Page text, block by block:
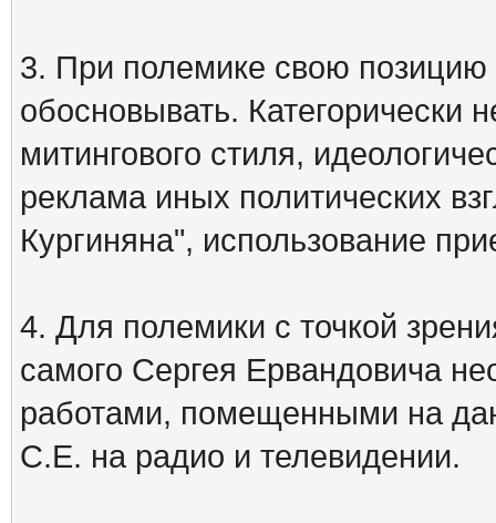
3. При полемике свою
обосновывать. Категорически
митингового стиля,
реклама иных политических
Кургиняна", использование
4. Для полемики с точкой
самого Сергея Ервандовича
работами, помещенными на
С.Е. на радио и телевидении.